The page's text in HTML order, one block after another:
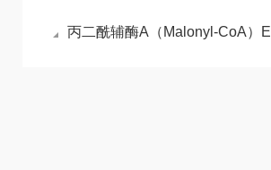
丙二酰辅酶A（Malonyl-CoA）ELISA检测试剂盒检测原理